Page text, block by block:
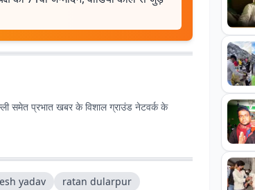
समेत प्रभात खबर के विशाल ग्राउंड नेटवर्क के
yadav
ratan dularpur